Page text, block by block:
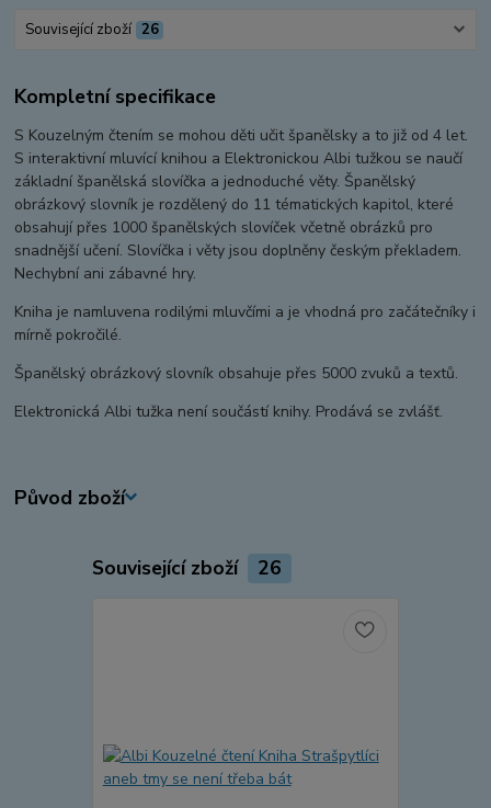
Související zboží 26
Kompletní specifikace
S Kouzelným čtením se mohou děti učit španělsky a to již od 4 let.
S interaktivní mluvící knihou a Elektronickou Albi tužkou se naučí
základní španělská slovíčka a jednoduché věty. Španělský
obrázkový slovník je rozdělený do 11 tématických kapitol, které
obsahují přes 1000 španělských slovíček včetně obrázků pro
snadnější učení. Slovíčka i věty jsou doplněny českým překladem.
Nechybní ani zábavné hry.
Kniha je namluvena rodilými mluvčími a je vhodná pro začátečníky i
mírně pokročilé.
Španělský obrázkový slovník obsahuje přes 5000 zvuků a textů.
Elektronická Albi tužka není součástí knihy. Prodává se zvlášť.
Původ zboží
Související zboží 26